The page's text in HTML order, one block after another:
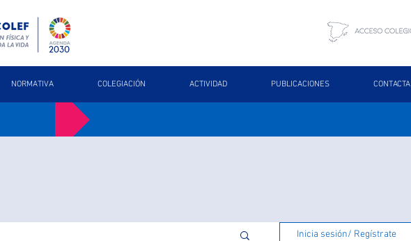
NORMATIVA COLEGIACIÓN ACTIVIDAD PUBLICACIONES CONTACTA
Inicia sesión/ Regístrate